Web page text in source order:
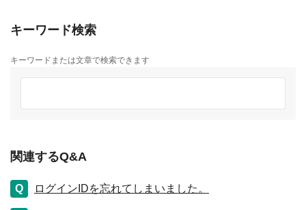
キーワード検索
キーワードまたは文章で検索できます
関連するQ&A
ログインIDを忘れてしまいました。